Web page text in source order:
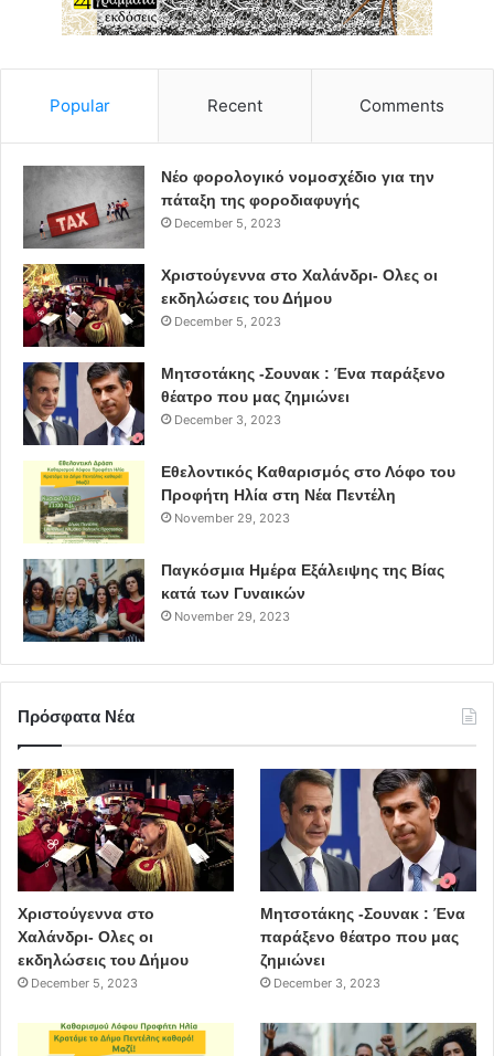
Popular Recent Comments
Νέο φορολογικό νομοσχέδιο για την
πάταξη της φοροδιαφυγής
December 5, 2023
Χριστούγεννα στο Χαλάνδρι- Ολες οι
εκδηλώσεις του Δήμου
December 5, 2023
Μητσοτάκης -Σουνακ : Ένα παράξενο
θέατρο που μας ζημιώνει
December 3, 2023
Εθελοντικός Καθαρισμός στο Λόφο του
Προφήτη Ηλία στη Νέα Πεντέλη
November 29, 2023
Παγκόσμια Ημέρα Εξάλειψης της Βίας
κατά των Γυναικών
November 29, 2023
Πρόσφατα Νέα
Χριστούγεννα στο
Χαλάνδρι- Ολες οι
εκδηλώσεις του Δήμου
December 5, 2023
Μητσοτάκης -Σουνακ : Ένα
παράξενο θέατρο που μας
ζημιώνει
December 3, 2023